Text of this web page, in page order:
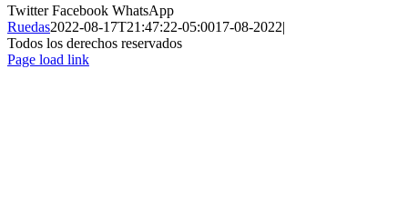
TwitterFacebook WhatsApp
Ruedas2022-08-17T21:47:22-05:0017-08-2022|
Todos los derechos reservados
Page load link